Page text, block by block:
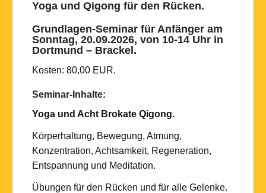
Yoga und Qigong für den Rücken.
Grundlagen-Seminar für Anfänger am
Sonntag, 20.09.2026, von 10-14 Uhr in
Dortmund – Brackel.
Kosten: 80,00 EUR.
Seminar-Inhalte:
Yoga und Acht Brokate Qigong.
Körperhaltung, Bewegung, Atmung,
Konzentration, Achtsamkeit, Regeneration,
Entspannung und Meditation.
Übungen für den Rücken und für alle Gelenke.